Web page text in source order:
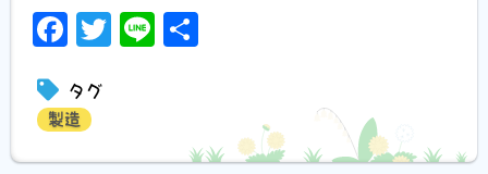
Facebook
Twitter
Line
タグ
製造